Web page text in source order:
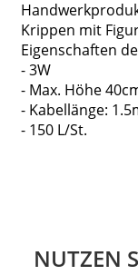
Krippen mit
Eigenschaften
- 3W
- Max. Höhe
- Kabellänge:
- 150 L/St.
NUTZEN